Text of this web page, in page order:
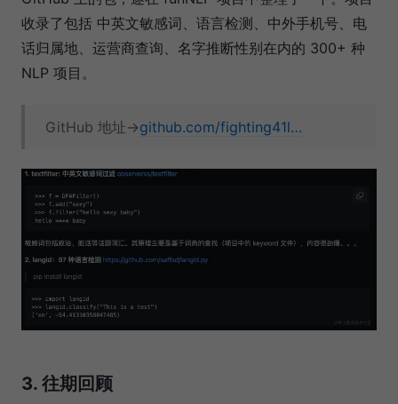
收录了包括 中英文敏感词、语言检测、中外手机号、电
话归属地、运营商查询、名字推断性别在内的 300+ 种
NLP 项目。
GitHub 地址→github.com/fighting41l…
3. 往期回顾